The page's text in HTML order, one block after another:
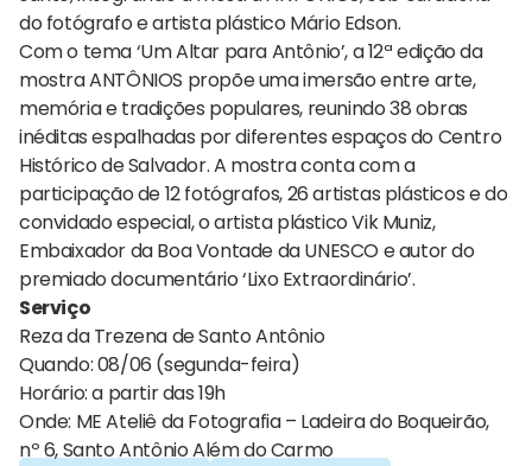
do fotógrafo e artista plástico Mário Edson.
Com o tema ‘Um Altar para Antônio’, a 12ª edição da
mostra ANTÔNIOS propõe uma imersão entre arte,
memória e tradições populares, reunindo 38 obras
inéditas espalhadas por diferentes espaços do Centro
Histórico de Salvador. A mostra conta com a
participação de 12 fotógrafos, 26 artistas plásticos e do
convidado especial, o artista plástico Vik Muniz,
Embaixador da Boa Vontade da UNESCO e autor do
premiado documentário ‘Lixo Extraordinário’.
Serviço
Reza da Trezena de Santo Antônio
Quando: 08/06 (segunda-feira)
Horário: a partir das 19h
Onde: ME Ateliê da Fotografia – Ladeira do Boqueirão,
nº 6, Santo Antônio Além do Carmo